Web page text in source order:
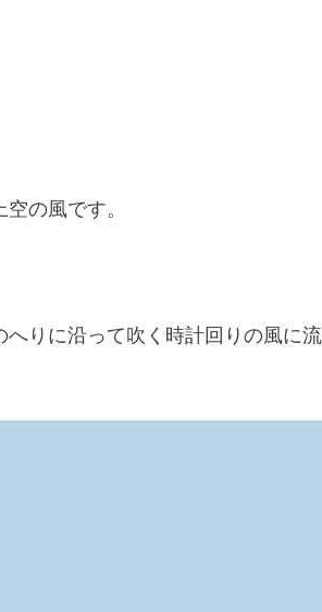
の風です。
りに沿って吹く時計回りの風に